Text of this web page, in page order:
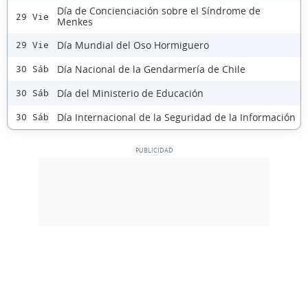
29 Vie
Día de Concienciación sobre el Síndrome de
Menkes
29 Vie Día Mundial del Oso Hormiguero
30 Sáb Día Nacional de la Gendarmería de Chile
30 Sáb Día del Ministerio de Educación
30 Sáb Día Internacional de la Seguridad de la Información